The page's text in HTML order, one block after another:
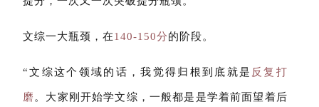
文综一大瓶颈，在140-150分的阶段。
“文综这个领域的话，我觉得归根到底就是 反复打
磨 。大家刚开始学文综，一般都是是学着前面望着后